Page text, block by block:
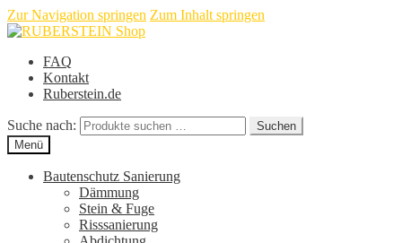
Zur Navigation springen Zum Inhalt springen
FAQ
Kontakt
Ruberstein.de
Suche nach:
Suchen
Menü
Bautenschutz Sanierung
Dämmung
Stein & Fuge
Risssanierung